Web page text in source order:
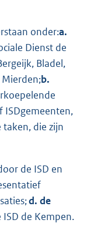
onder:a.
Dienst de
Bladel,
Mierden;b.
ISDgemeenten,
die zijn
de ISD en
d. de
de Kempen.